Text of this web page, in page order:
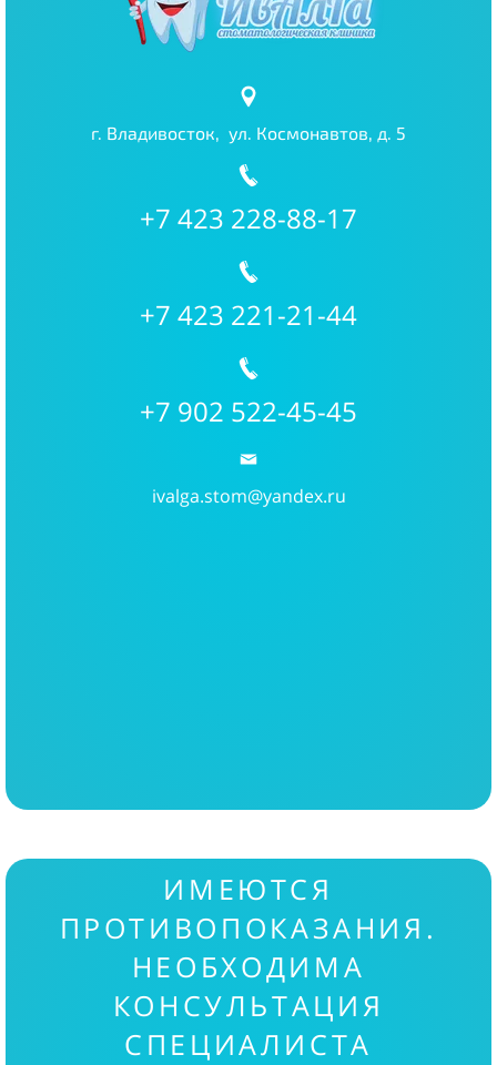
г. Владивосток, ул. Космонавтов, д. 5
+7 423 228-88-17
+7 423 221-21-44
+7 902 522-45-45
ivalga.stom@yandex.ru
ИМЕЮТСЯ
ПРОТИВОПОКАЗАНИЯ.
НЕОБХОДИМА
КОНСУЛЬТАЦИЯ
СПЕЦИАЛИСТА